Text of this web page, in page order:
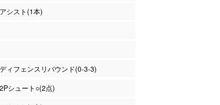
シスト(1本)
ィフェンスリバウンド(0-3-3)
シュート○(2点)